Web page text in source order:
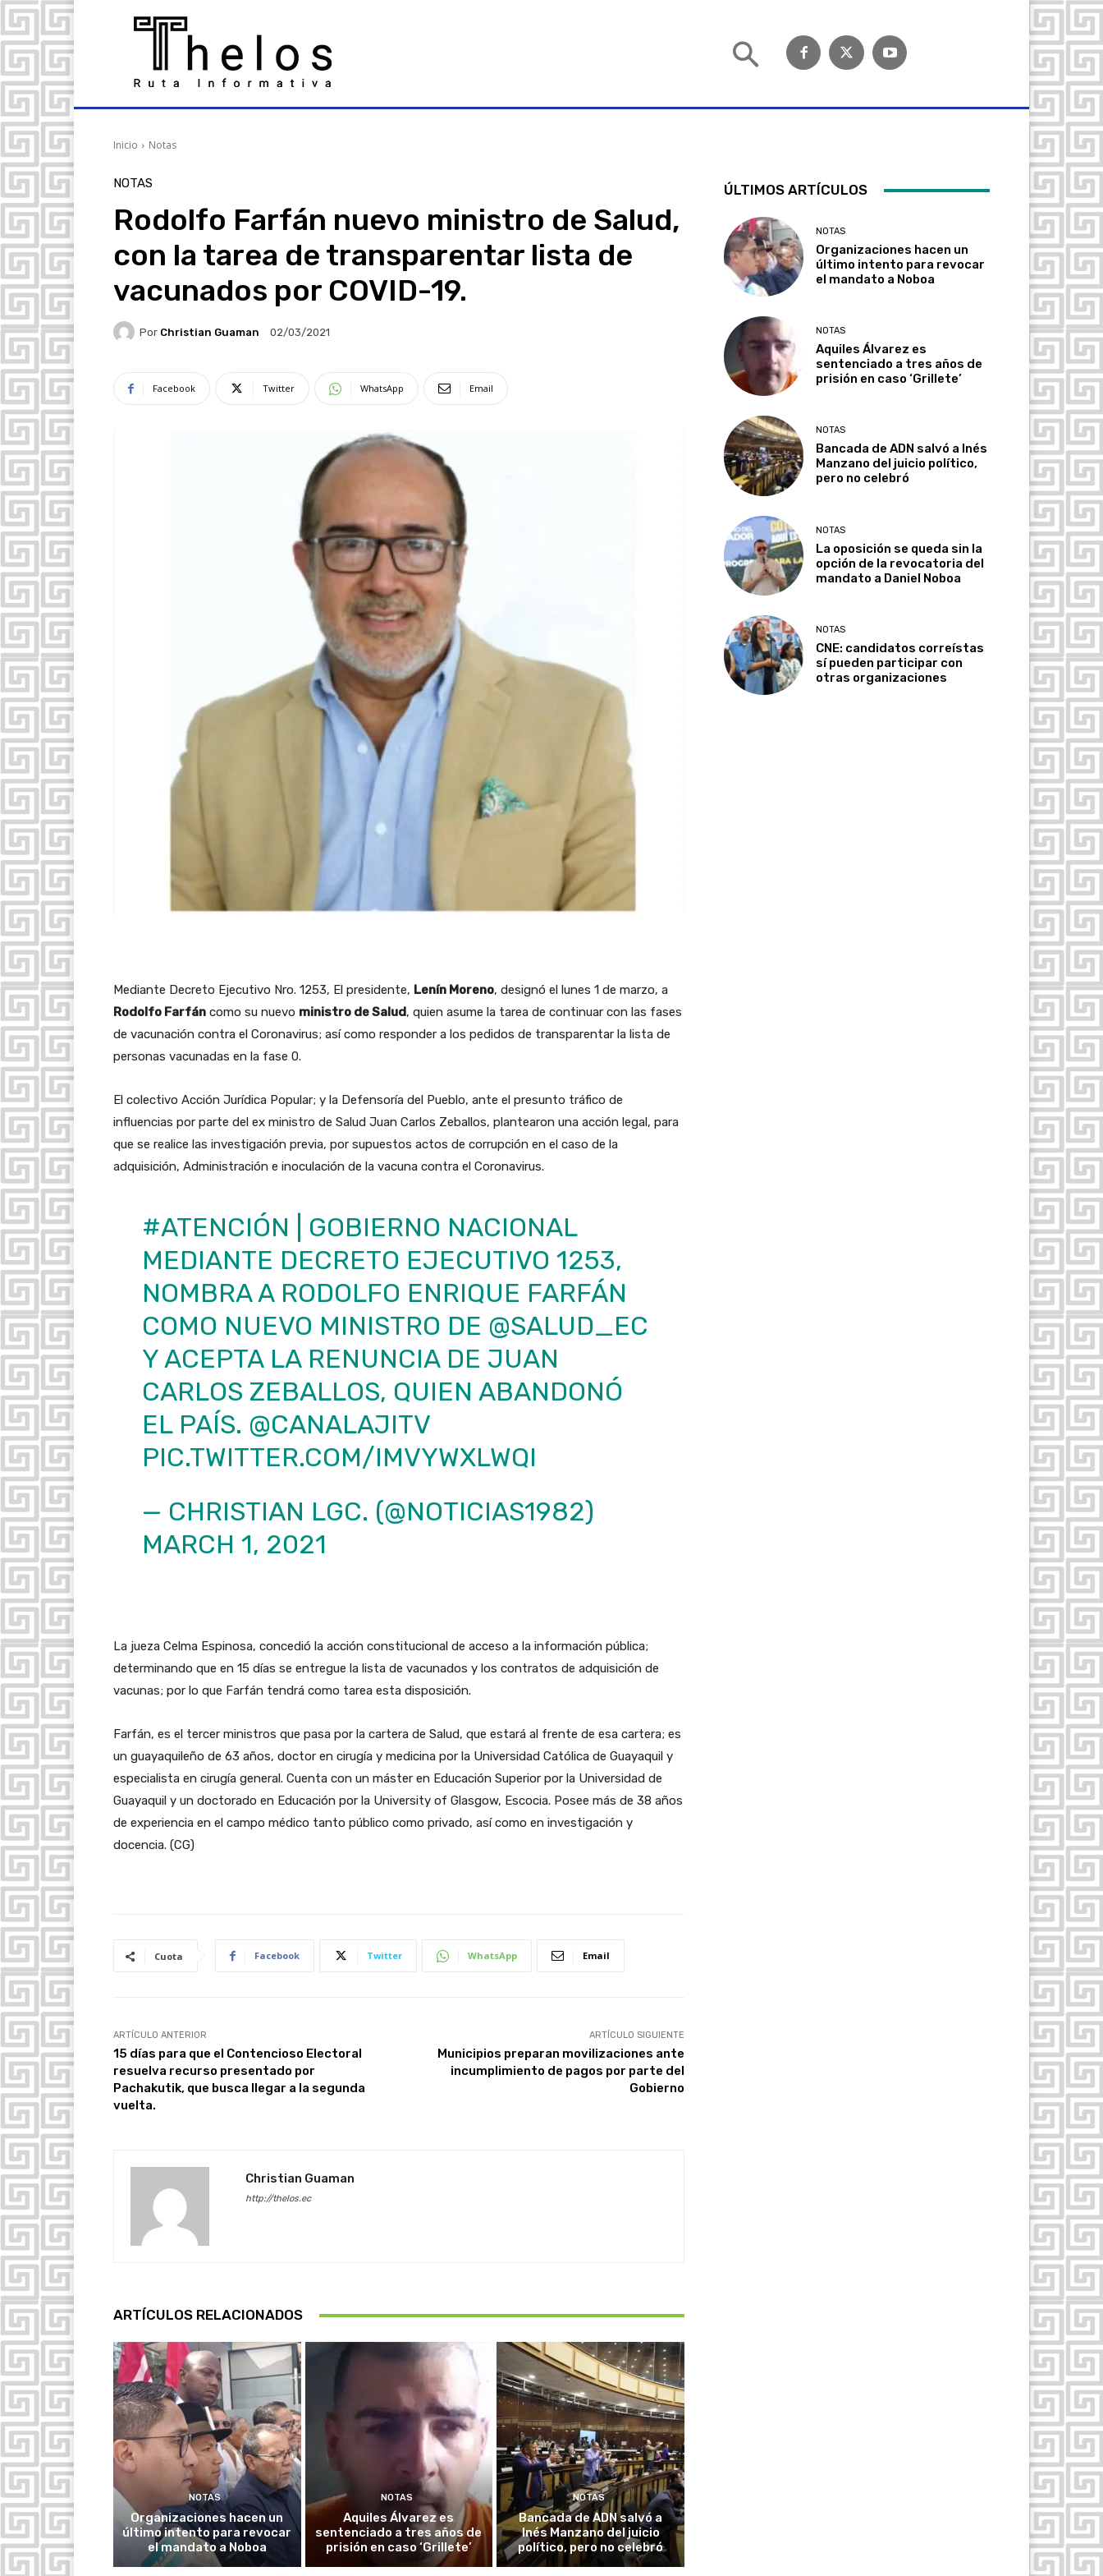
Inicio Notas
NOTAS
Rodolfo Farfán nuevo ministro de Salud,
con la tarea de transparentar lista de
vacunados por COVID-19.
Por Christian Guaman 02/03/2021
Facebook Twitter WhatsApp Email
Mediante Decreto Ejecutivo Nro. 1253, El presidente, Lenín Moreno, designó el lunes 1 de marzo, a
Rodolfo Farfán como su nuevo ministro de Salud, quien asume la tarea de continuar con las fases
de vacunación contra el Coronavirus; así como responder a los pedidos de transparentar la lista de
personas vacunadas en la fase 0.
El colectivo Acción Jurídica Popular; y la Defensoría del Pueblo, ante el presunto tráfico de
influencias por parte del ex ministro de Salud Juan Carlos Zeballos, plantearon una acción legal, para
que se realice las investigación previa, por supuestos actos de corrupción en el caso de la
adquisición, Administración e inoculación de la vacuna contra el Coronavirus.
#ATENCIÓN | GOBIERNO NACIONAL
MEDIANTE DECRETO EJECUTIVO 1253,
NOMBRA A RODOLFO ENRIQUE FARFÁN
COMO NUEVO MINISTRO DE @SALUD_EC
Y ACEPTA LA RENUNCIA DE JUAN
CARLOS ZEBALLOS, QUIEN ABANDONÓ
EL PAÍS. @CANALAJITV
PIC.TWITTER.COM/IMVYWXLWQI
— CHRISTIAN LGC. (@NOTICIAS1982)
MARCH 1, 2021
La jueza Celma Espinosa, concedió la acción constitucional de acceso a la información pública;
determinando que en 15 días se entregue la lista de vacunados y los contratos de adquisición de
vacunas; por lo que Farfán tendrá como tarea esta disposición.
Farfán, es el tercer ministros que pasa por la cartera de Salud, que estará al frente de esa cartera; es
un guayaquileño de 63 años, doctor en cirugía y medicina por la Universidad Católica de Guayaquil y
especialista en cirugía general. Cuenta con un máster en Educación Superior por la Universidad de
Guayaquil y un doctorado en Educación por la University of Glasgow, Escocia. Posee más de 38 años
de experiencia en el campo médico tanto público como privado, así como en investigación y
docencia. (CG)
Cuota Facebook Twitter WhatsApp Email
ARTÍCULO ANTERIOR
15 días para que el Contencioso Electoral
resuelva recurso presentado por
Pachakutik, que busca llegar a la segunda
vuelta.
ARTÍCULO SIGUIENTE
Municipios preparan movilizaciones ante
incumplimiento de pagos por parte del
Gobierno
Christian Guaman
http://thelos.ec
ARTÍCULOS RELACIONADOS
NOTAS
Organizaciones hacen un
último intento para revocar
el mandato a Noboa
NOTAS
Aquiles Álvarez es
sentenciado a tres años de
prisión en caso ‘Grillete’
NOTAS
Bancada de ADN salvó a
Inés Manzano del juicio
político, pero no celebró
ÚLTIMOS ARTÍCULOS
NOTAS
Organizaciones hacen un
último intento para revocar
el mandato a Noboa
NOTAS
Aquiles Álvarez es
sentenciado a tres años de
prisión en caso ‘Grillete’
NOTAS
Bancada de ADN salvó a Inés
Manzano del juicio político,
pero no celebró
NOTAS
La oposición se queda sin la
opción de la revocatoria del
mandato a Daniel Noboa
NOTAS
CNE: candidatos correístas
sí pueden participar con
otras organizaciones